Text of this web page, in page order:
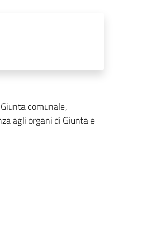
comunale,
agli organi di Giunta e